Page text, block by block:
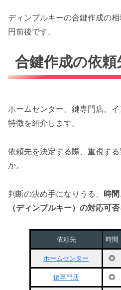
ディンプルキーの合鍵作成の
円前後です。
合鍵作成の依
ホームセンター、鍵専門店、
特徴を紹介します。
依頼先を決定する際、重視す
か。
判断の決め手になりうる、 時
（ディンプルキー）の対応可否
依頼先 時間
ホームセンター ◎
鍵専門店 ◎